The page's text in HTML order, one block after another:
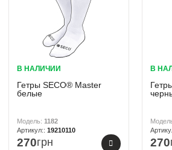
В НАЛИЧИИ
Гетры SECO® Master
белые
1182
19210110
270грн
В
270